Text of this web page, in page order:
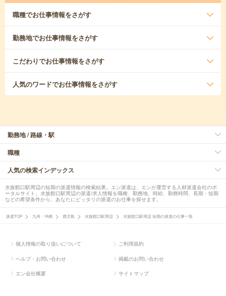
職種でお仕事情報をさがす
勤務地でお仕事情報をさがす
こだわりでお仕事情報をさがす
人気のワードでお仕事情報をさがす
勤務地 / 路線・駅
職種
人気の検索インデックス
水族館口駅周辺の短期の派遣情報の検索結果。エン派遣は、エンが運営する人材派遣会社のポ
ータルサイト。水族館口駅周辺の派遣/求人情報を職種、勤務地、時給、勤務時間、長期・短期
などの希望条件から、あなたにピッタリの派遣のお仕事を探せます。
派遣TOP 九州・沖縄 鹿児島 水族館口駅周辺 水族館口駅周辺 短期の派遣の仕事一覧
個人情報の取り扱いについて ご利用規約
ヘルプ・お問い合わせ 掲載のお問い合わせ
エン会社概要 サイトマップ